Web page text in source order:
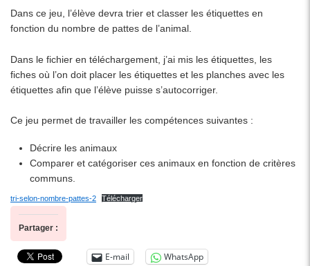
Dans ce jeu, l’élève devra trier et classer les étiquettes en
fonction du nombre de pattes de l’animal.
Dans le fichier en téléchargement, j’ai mis les étiquettes, les
fiches où l’on doit placer les étiquettes et les planches avec les
étiquettes afin que l’élève puisse s’autocorriger.
Ce jeu permet de travailler les compétences suivantes :
Décrire les animaux
Comparer et catégoriser ces animaux en fonction de critères
communs.
tri-selon-nombre-pattes-2 Télécharger
Partager :
E-mail WhatsApp